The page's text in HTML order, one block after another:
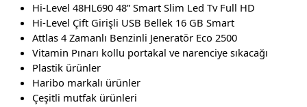
Hi-Level 48HL690 48” Smart Slim Led Tv Full HD
Hi-Level Çift Girişli USB Bellek 16 GB Smart
Attlas 4 Zamanlı Benzinli Jeneratör Eco 2500
Vitamin Pınarı kollu portakal ve narenciye sıkacağı
Plastik ürünler
Haribo markalı ürünler
Çeşitli mutfak ürünleri